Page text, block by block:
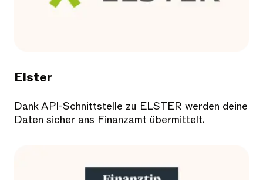
Elster
Dank API-Schnittstelle zu ELSTER werden deine
Daten sicher ans Finanzamt übermittelt.